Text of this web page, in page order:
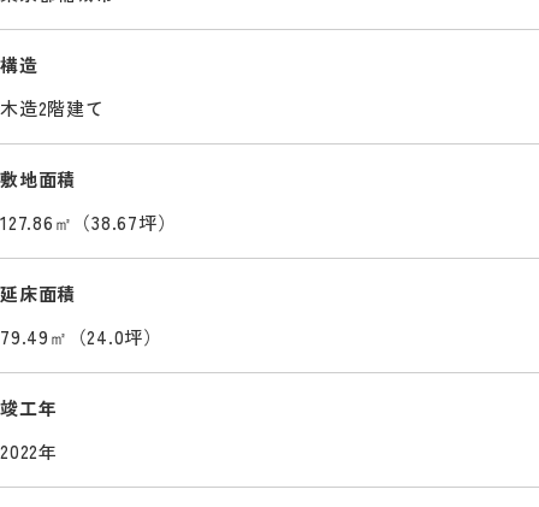
構造
木造2階建て
敷地面積
127.86㎡（38.67坪）
延床面積
79.49㎡（24.0坪）
竣工年
2022年